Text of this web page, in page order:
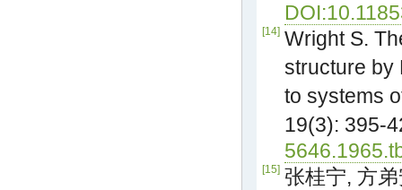
[14] Wright S.
structure by
to systems
19(3): 395-
[15] 张桂宁, 方